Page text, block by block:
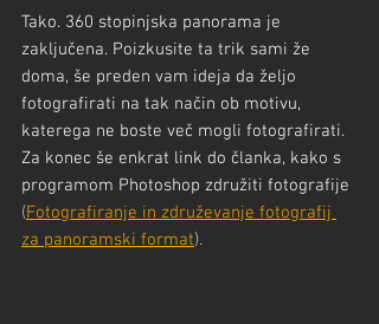
Tako. 360 stopinjska panorama je
zaključena. Poizkusite ta trik sami že
doma, še preden vam ideja da željo
fotografirati na tak način ob motivu,
katerega ne boste več mogli fotografirati.
Za konec še enkrat link do članka, kako s
programom Photoshop združiti fotografije
(Fotografiranje in združevanje fotografij
za panoramski format).